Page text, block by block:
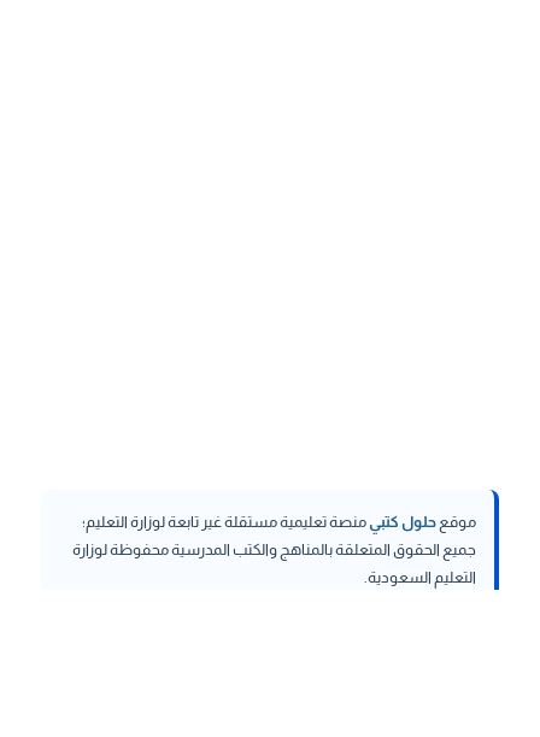
موقع حلول كتبيمنصة تعليمية مستقلة غير تابعة لوزارة التعليم؛
جميع الحقوق المتعلقة بالمناهج والكتب المدرسية محفوظة لوزارة
التعليم السعودية.